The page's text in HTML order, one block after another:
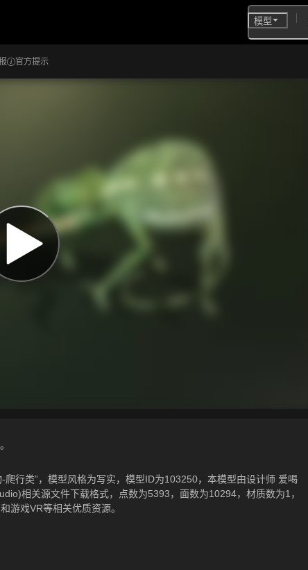
模型
官方提示
行类”，模型风格为写实，模型ID为103250，本模型由设计师 爱喝
相关源文件下载格式，点数为5393，面数为10294，材质数为1，
游戏VR等相关优质资源。